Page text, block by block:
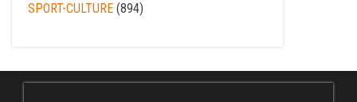
SPORT-CULTURE (894)